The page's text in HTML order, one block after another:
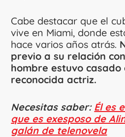
Cabe destacar que el
vive en Miami, donde
hace varios años atrás.
previo a su relación
hombre estuvo casado
reconocida actriz.
Necesitas saber: Él es
que es exesposo de
galán de telenovela